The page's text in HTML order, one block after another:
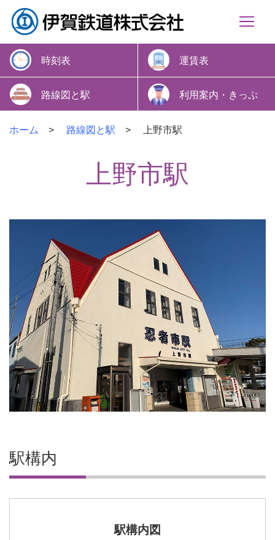
時刻表 運賃表
路線図と駅 利用案内・きっぷ
ホーム 路線図と駅 上野市駅
上野市駅
駅構内
駅構内図